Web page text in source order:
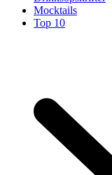
Mocktails
Top 10